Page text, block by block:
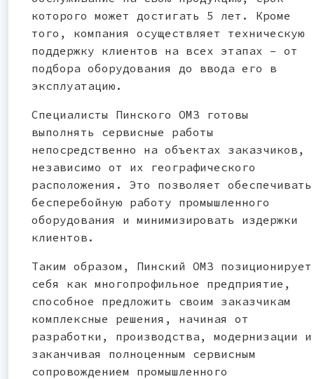
которого может достигать 5 лет. Кроме
того, компания осуществляет техническую
поддержку клиентов на всех этапах – от
подбора оборудования до ввода его в
эксплуатацию.
Специалисты Пинского ОМЗ готовы
выполнять сервисные работы
непосредственно на объектах заказчиков,
независимо от их географического
расположения. Это позволяет обеспечивать
бесперебойную работу промышленного
оборудования и минимизировать издержки
клиентов.
Таким образом, Пинский ОМЗ позиционирует
себя как многопрофильное предприятие,
способное предложить своим заказчикам
комплексные решения, начиная от
разработки, производства, модернизации и
заканчивая полноценным сервисным
сопровождением промышленного